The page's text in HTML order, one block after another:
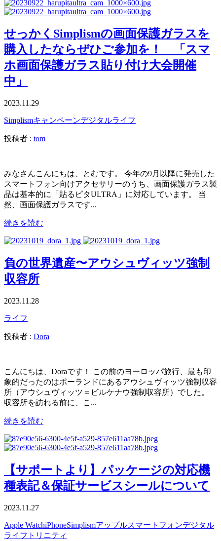
せっかくSimplismの画面保護ガラスを
購入したならぜひご参加を！ 「スマ
ホ画面保護ガラス貼り付け大会開催
中」
2023.11.29
Simplismキャンペーンデジタルライフ
投稿者 : tom
みなさんこんにちは、とむです。 今年の9月以降に発売した
スマートフォン向けアクセサリーのうち、画面保護ガラス製
品は基本的に「貼るピタULTRA」に対応しています。 当
然、画面保護ガラスです...
続きを読む
負の世界遺産〜アウシュヴィッツ強制
収容所
2023.11.28
ライフ
投稿者 : Dora
こんにちは、Doraです！ この前のヨーロッパ旅行、最も印
象的だったのはポーランドにあるアウシュヴィッツ強制収容
所（アウシュヴィッツ＝ビルケナウ強制収容所）でした。
収容所を訪れる前に、こ...
続きを読む
【サポートより】パッケージの対応機
種表記＆保証サービスシールについて
2023.11.27
Apple WatchiPhoneSimplismアップルスマートフォンデジタル
ライフ トリニティ